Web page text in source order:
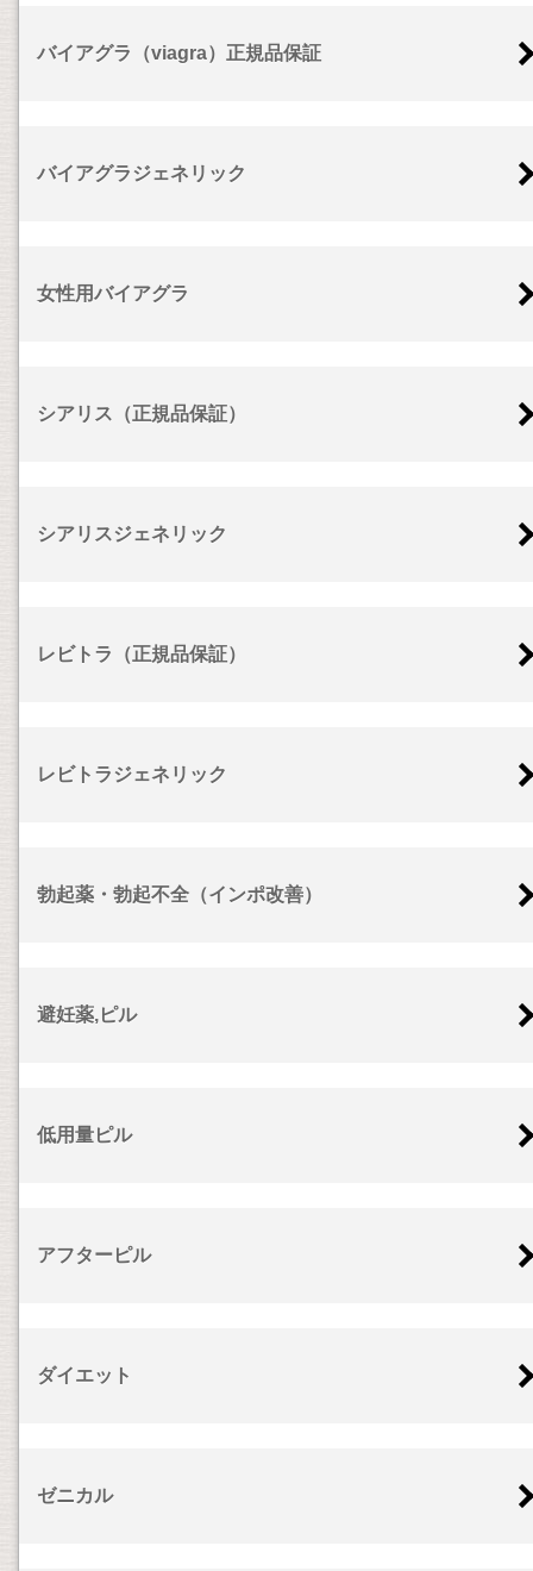
バイアグラ（viagra）正規品保証
バイアグラジェネリック
女性用バイアグラ
シアリス（正規品保証）
シアリスジェネリック
レビトラ（正規品保証）
レビトラジェネリック
勃起薬・勃起不全（インポ改善）
避妊薬,ピル
低用量ピル
アフターピル
ダイエット
ゼニカル